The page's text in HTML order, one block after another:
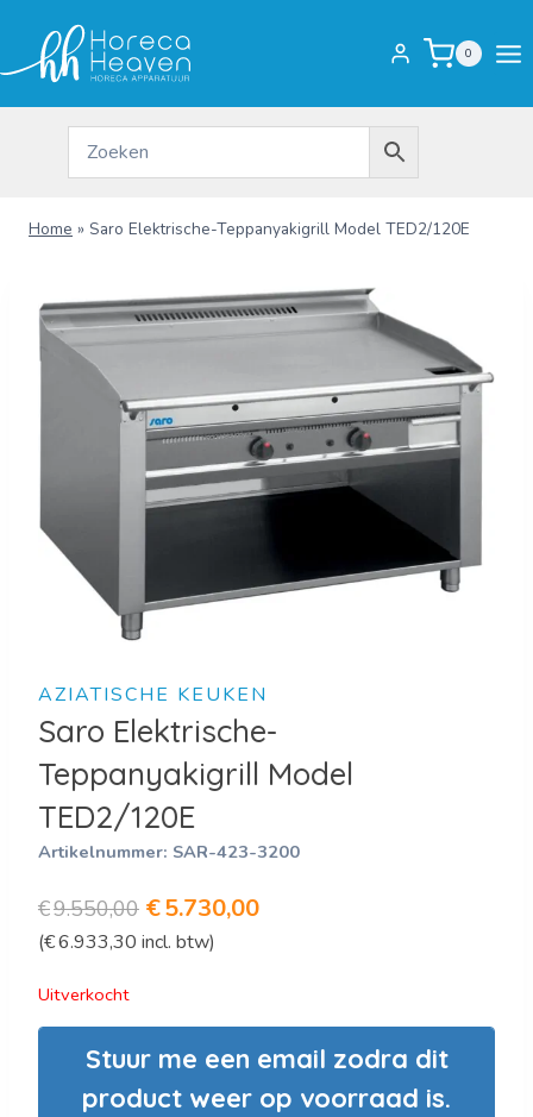
inhoud
0
Home » Saro Elektrische-Teppanyakigrill Model TED2/120E
AZIATISCHE KEUKEN
Saro Elektrische-
Teppanyakigrill Model
TED2/120E
Artikelnummer: SAR-423-3200
€9.550,00 Oorspronkelijke
prijs
€9.550,00.
€5.730,00Huidige
€5.730,00.
(€6.933,30 incl. btw)
Uitverkocht
Stuur me een email zodra dit
product weer op voorraad is.